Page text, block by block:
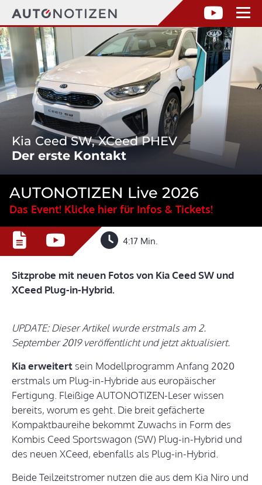
Kia Ceed SW, XCeed PHEV
Der erste Kontakt
AUTONOTIZEN Live 2026
Das Event! Klicke hier für Infos & Tickets!
4:17 Min.
Sitzprobe mit neuen Fotos von Kia Ceed SW und
XCeed Plug-in-Hybrid.
UPDATE: Dieser Artikel wurde erstmals am 2.
September 2019 veröffentlicht und jetzt aktualisiert.
Kia erweitert sein Modellprogramm Anfang 2020
erstmals um Plug-in-Hybride aus europäischer
Fertigung. Fleißige AUTONOTIZEN-Leser wissen
bereits, worum es geht. Die breit gefächerte
Kompaktbaureihe bekommt Zuwachs in Form des
Kombis Ceed Sportswagon (SW) Plug-in-Hybrid und
des neuen XCeed, ebenfalls als Plug-in-Hybrid.
Beide Teilzeitstromer nutzen die aus dem Kia Niro und